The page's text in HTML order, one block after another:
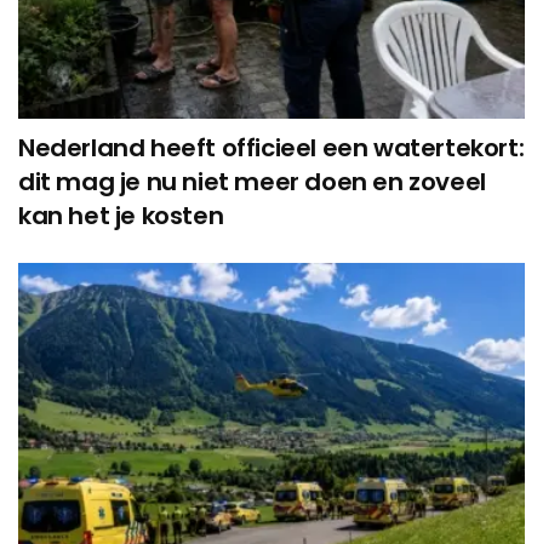
Nederland heeft officieel een watertekort:
dit mag je nu niet meer doen en zoveel
kan het je kosten